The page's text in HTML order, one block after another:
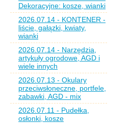
Dekoracyjne: kosze, wianki
2026.07.14 - KONTENER -
liście, gałązki, kwiaty,
wianki
2026.07.14 - Narzędzia,
artykuły ogrodowe, AGD i
wiele innych
2026.07.13 - Okulary
przeciwsłoneczne, portfele,
zabawki, AGD - mix
2026.07.11 - Pudełka,
osłonki, kosze